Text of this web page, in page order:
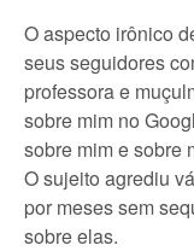
O aspecto irônico
seus seguidores
professora e
sobre mim no
sobre mim e sobre
O sujeito agrediu
por meses sem
sobre elas.